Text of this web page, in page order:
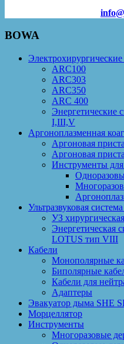
BOWA
ARC100
ARC303
ARC350
ARC 400
Энергетические
I,III,V
Аргоноплазменная
Аргоновая
Аргоновая
Инструменты
Ультразвуковая
УЗ
Энергетическая
LOTUS тип VIII
Кабели
Монополярные
Биполярные
Кабели для
Адаптеры
Эвакуатор дыма SHE
Морцеллятор
Инструменты
Многоразовые